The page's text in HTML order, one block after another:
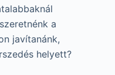
a
javítanánk,
helyett?